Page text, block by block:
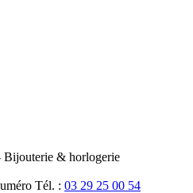
Bijouterie & horlogerie
Tél. : 03 29 25 00 54